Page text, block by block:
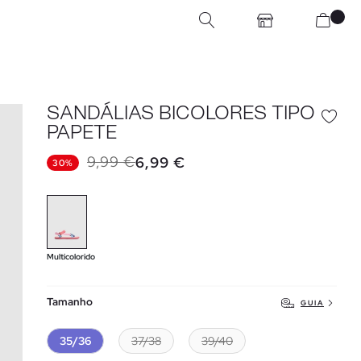
SANDÁLIAS BICOLORES TIPO
PAPETE
30% 9,99 €6,99 €
Multicolorido
Tamanho GUIA
35/36 37/38 39/40